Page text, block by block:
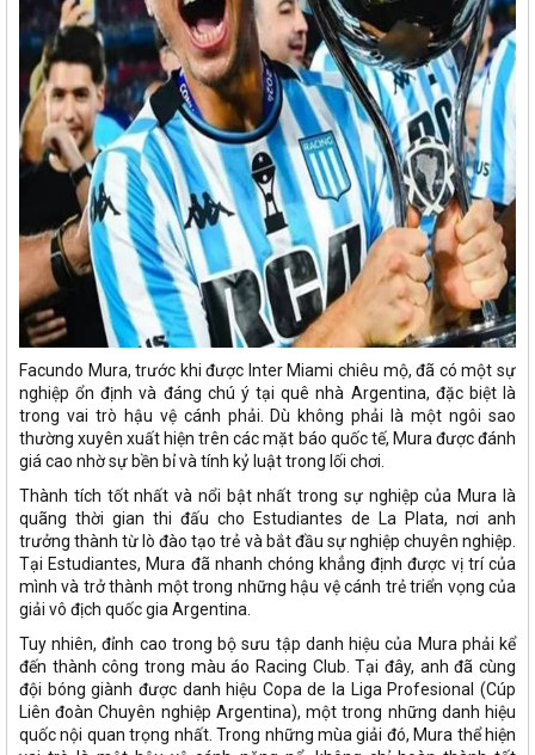
Facundo Mura, trước khi được Inter Miami chiêu mộ, đã có một sự
nghiệp ổn định và đáng chú ý tại quê nhà Argentina, đặc biệt là
trong vai trò hậu vệ cánh phải. Dù không phải là một ngôi sao
thường xuyên xuất hiện trên các mặt báo quốc tế, Mura được đánh
giá cao nhờ sự bền bỉ và tính kỷ luật trong lối chơi.
Thành tích tốt nhất và nổi bật nhất trong sự nghiệp của Mura là
quãng thời gian thi đấu cho Estudiantes de La Plata, nơi anh
trưởng thành từ lò đào tạo trẻ và bắt đầu sự nghiệp chuyên nghiệp.
Tại Estudiantes, Mura đã nhanh chóng khẳng định được vị trí của
mình và trở thành một trong những hậu vệ cánh trẻ triển vọng của
giải vô địch quốc gia Argentina.
Tuy nhiên, đỉnh cao trong bộ sưu tập danh hiệu của Mura phải kể
đến thành công trong màu áo Racing Club. Tại đây, anh đã cùng
đội bóng giành được danh hiệu Copa de la Liga Profesional (Cúp
Liên đoàn Chuyên nghiệp Argentina), một trong những danh hiệu
quốc nội quan trọng nhất. Trong những mùa giải đó, Mura thể hiện